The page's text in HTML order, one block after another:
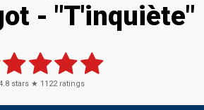
- "T'inquiète"
stars ★ 1122ratings